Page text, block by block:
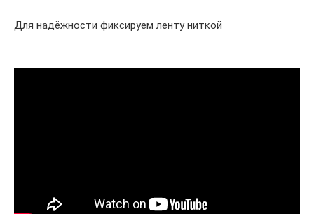
Для надёжности фиксируем ленту ниткой